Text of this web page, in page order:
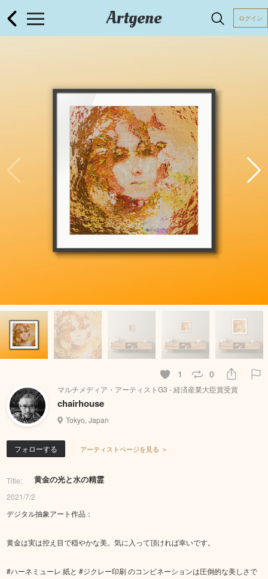
Artgene ログイン
1 0
マルチメディア・アーティストG3 - 経済産業大臣賞受賞
chairhouse
Tokyo, Japan
フォローする アーティストページを見る ＞
Title: 黄金の光と水の精霊
2021/7/2
デジタル抽象アート作品：
黄金は実は控え目で穏やかな美。気に入って頂ければ幸いです。
#ハーネミューレ 紙と #ジクレー印刷 のコンビネーションは圧倒的な美しさで